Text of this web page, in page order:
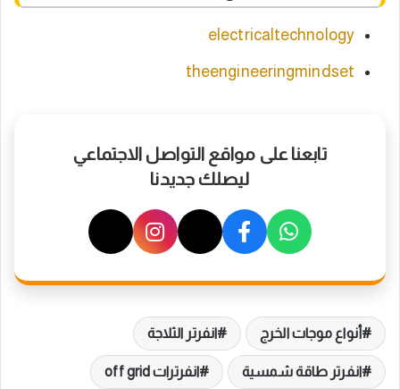
electricaltechnology
theengineeringmindset
تابعنا على مواقع التواصل الاجتماعي
ليصلك جديدنا
أنواع موجات الخرج انفرتر الثلاجة
انفرتر طاقة شمسية انفرترات off grid